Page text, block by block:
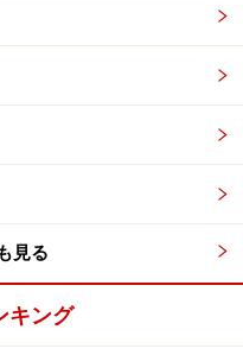
見る
キング